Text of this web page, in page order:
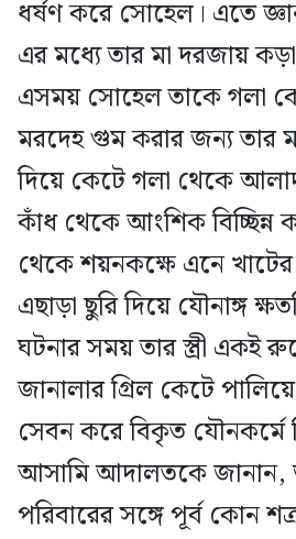
ধর্ষণ করে সোহেল। এতে
এর মধ্যে তার মা দরজায়
এসময় সোহেল তাকে গলা
মরদেহ গুম করার জন্য তার
দিয়ে কেটে গলা থেকে
কাঁধ থেকে আংশিক
থেকে শয়নকক্ষে এনে খাটের
এছাড়া ছুরি দিয়ে যৌনাঙ্গ
ঘটনার সময় তার স্ত্রী একই
জানালার গ্রিল কেটে
সেবন করে বিকৃত যৌনকর্মে
আসামি আদালতকে জানান,
পরিবারের সঙ্গে পূর্ব কোন